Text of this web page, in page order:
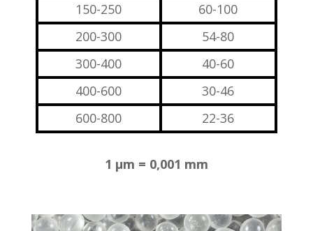
150-250
60-100
200-300
54-80
300-400
40-60
400-600
30-46
600-800
22-36
1 μm = 0,001 mm